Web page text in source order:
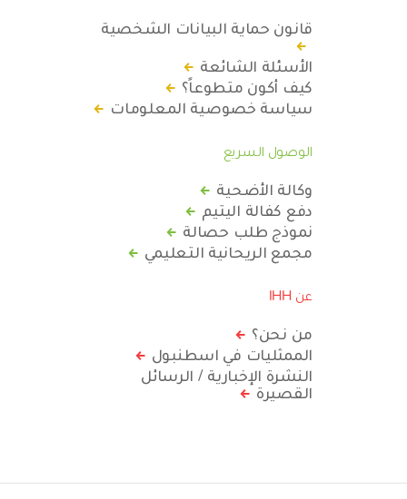
قانون حماية البيانات الشخصية
الأسئلة الشائعة
كيف أكون متطوعاً؟
سياسة خصوصية المعلومات
الوصول السريع
وكالة الأضحية
دفع كفالة اليتيم
نموذج طلب حصالة
مجمع الريحانية التعليمي
عن IHH
من نحن؟
الممثليات في اسطنبول
النشرة الإخبارية / الرسائل
القصيرة